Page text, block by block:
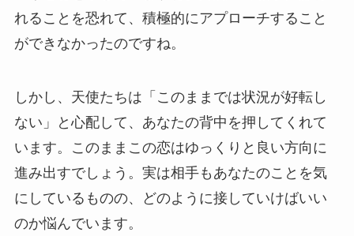
れることを恐れて、積極的にアプローチすること
ができなかったのですね。
しかし、天使たちは「このままでは状況が好転し
ない」と心配して、あなたの背中を押してくれて
います。このままこの恋はゆっくりと良い方向に
進み出すでしょう。実は相手もあなたのことを気
にしているものの、どのように接していけばいい
のか悩んでいます。